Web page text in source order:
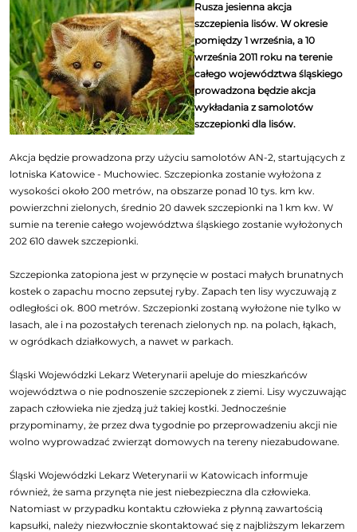
Rusza jesienna akcja
szczepienia lisów. W okresie
pomiędzy 1 września, a 10
września 2011 roku na terenie
całego województwa śląskiego
prowadzona będzie akcja
wykładania z samolotów
szczepionki dla lisów.
Akcja będzie prowadzona przy użyciu samolotów AN-2, startujących z
lotniska Katowice - Muchowiec. Szczepionka zostanie wyłożona z
wysokości około 200 metrów, na obszarze ponad 10 tys. km kw.
powierzchni zielonych, średnio 20 dawek szczepionki na 1 km kw. W
sumie na terenie całego województwa śląskiego zostanie wyłożonych
202 610 dawek szczepionki.
Szczepionka zatopiona jest w przynęcie w postaci małych brunatnych
kostek o zapachu mocno zepsutej ryby. Zapach ten lisy wyczuwają z
odległości ok. 800 metrów. Szczepionki zostaną wyłożone nie tylko w
lasach, ale i na pozostałych terenach zielonych np. na polach, łąkach,
w ogródkach działkowych, a nawet w parkach.
Śląski Wojewódzki Lekarz Weterynarii apeluje do mieszkańców
województwa o nie podnoszenie szczepionek z ziemi. Lisy wyczuwając
zapach człowieka nie zjedzą już takiej kostki. Jednocześnie
przypominamy, że przez dwa tygodnie po przeprowadzeniu akcji nie
wolno wyprowadzać zwierząt domowych na tereny niezabudowane.
Śląski Wojewódzki Lekarz Weterynarii w Katowicach informuje
również, że sama przynęta nie jest niebezpieczna dla człowieka.
Natomiast w przypadku kontaktu człowieka z płynną zawartością
kapsułki, należy niezwłocznie skontaktować się z najbliższym lekarzem